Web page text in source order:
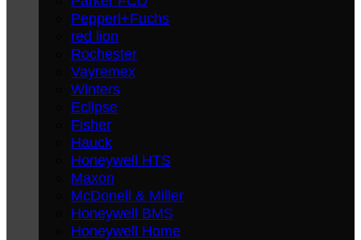
Pepperl+Fuchs
red lion
Rochester
Vayremex
Winters
Eclipse
Fisher
Hauck
Honeywell HTS
Maxon
McDonell & Miller
Honeywell BMS
Honeywell Home